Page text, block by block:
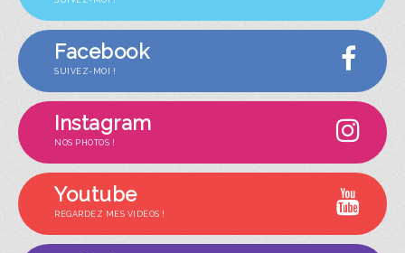
Facebook
SUIVEZ-MOI !
Instagram
NOS PHOTOS !
Youtube
REGARDEZ MES VIDÉOS !